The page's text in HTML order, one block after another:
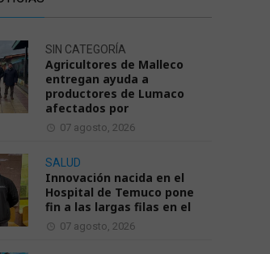
SIN CATEGORÍA
Agricultores de Malleco
entregan ayuda a
productores de Lumaco
afectados por
07 agosto, 2026
SALUD
Innovación nacida en el
Hospital de Temuco pone
fin a las largas filas en el
07 agosto, 2026